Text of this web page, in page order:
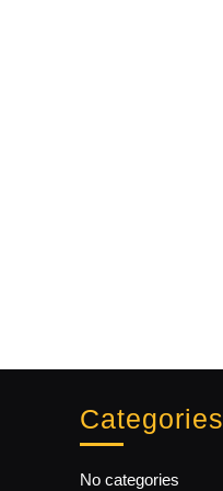
Categories
No categories